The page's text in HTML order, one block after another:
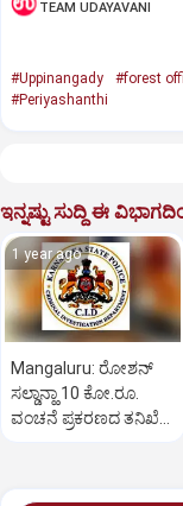
TEAM UDAYAVANI
#Uppinangady #forest
#Periyashanthi
ಇನ್ನಷ್ಟು ಸುದ್ದಿ ಈ
1 year ago
Mangaluru: ರೋಶನ್‌
ಸಲ್ಡಾನ್ಹಾ 10 ಕೋ.ರೂ.
ವಂಚನೆ ಪ್ರಕರಣದ ತನಿಖೆ